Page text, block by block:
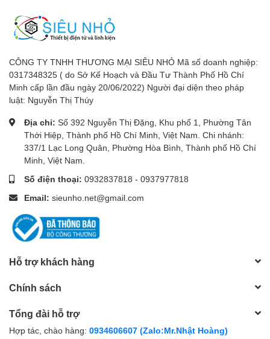
CÔNG TY TNHH THƯƠNG MẠI SIÊU NHỎ Mã số doanh nghiệp:
0317348325 ( do Sở Kế Hoạch và Đầu Tư Thành Phố Hồ Chí
Minh cấp lần đầu ngày 20/06/2022) Người đại diện theo pháp
luật: Nguyễn Thị Thúy
Địa chỉ: Số 392 Nguyễn Thị Đặng, Khu phố 1, Phường Tân
Thới Hiệp, Thành phố Hồ Chí Minh, Việt Nam. Chi nhánh:
337/1 Lạc Long Quân, Phường Hòa Bình, Thành phố Hồ Chí
Minh, Việt Nam.
Số điện thoại: 0932837818 - 0937977818
Email: sieunho.net@gmail.com
Hỗ trợ khách hàng
Chính sách
Tổng đài hỗ trợ
Hợp tác, chào hàng: 0934606607 (Zalo:Mr.Nhật Hoàng)